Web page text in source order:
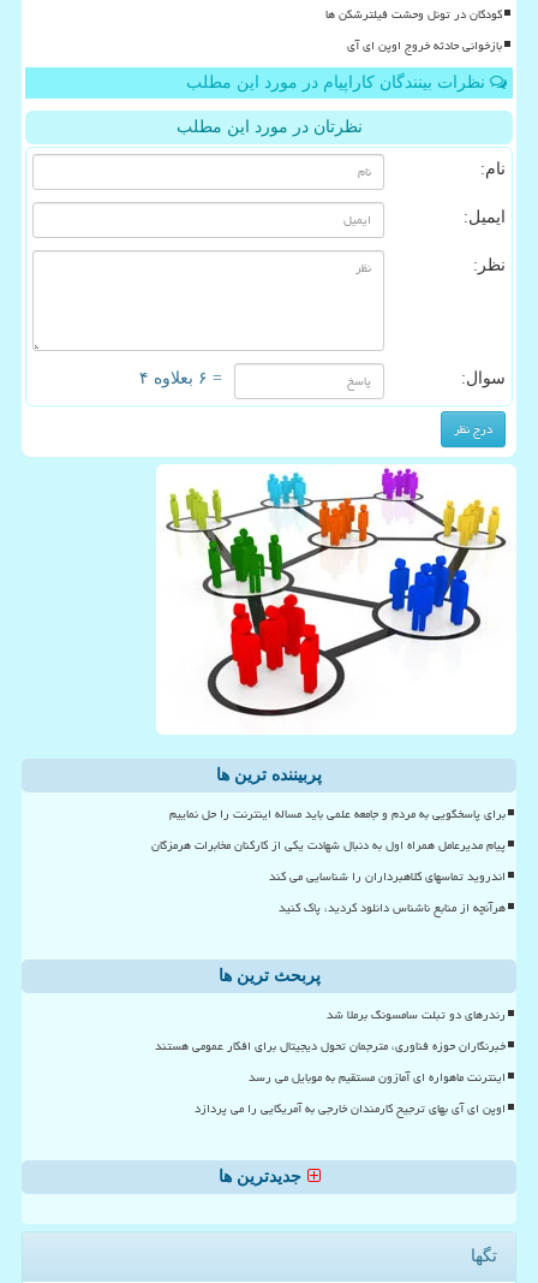
کودکان در تونل وحشت فیلترشکن ها
بازخوانی حادثه خروج اوپن ای آی
نظرات بینندگان کاراپیام در مورد این مطلب
نظرتان در مورد این مطلب
نام:
ایمیل:
نظر:
سوال: = ۶ بعلاوه ۴
پربیننده ترین ها
برای پاسخگویی به مردم و جامعه علمی باید مساله اینترنت را حل نماییم
پیام مدیرعامل همراه اول به دنبال شهادت یکی از کارکنان مخابرات هرمزگان
اندروید تماسهای کلاهبرداران را شناسایی می کند
هرآنچه از منابع ناشناس دانلود کردید، پاک کنید
پربحث ترین ها
رندرهای دو تبلت سامسونگ برملا شد
خبرنگاران حوزه فناوری، مترجمان تحول دیجیتال برای افکار عمومی هستند
اینترنت ماهواره ای آمازون مستقیم به موبایل می رسد
اوپن ای آی بهای ترجیح کارمندان خارجی به آمریکایی را می پردازد
جدیدترین ها
تگها